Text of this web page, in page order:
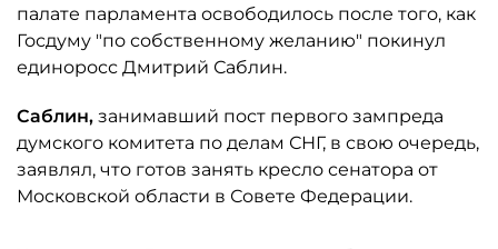
палате парламента освободилось после того, как
Госдуму "по собственному желанию" покинул
единоросс Дмитрий Саблин.
Саблин, занимавший пост первого зампреда
думского комитета по делам СНГ, в свою очередь,
заявлял, что готов занять кресло сенатора от
Московской области в Совете Федерации.